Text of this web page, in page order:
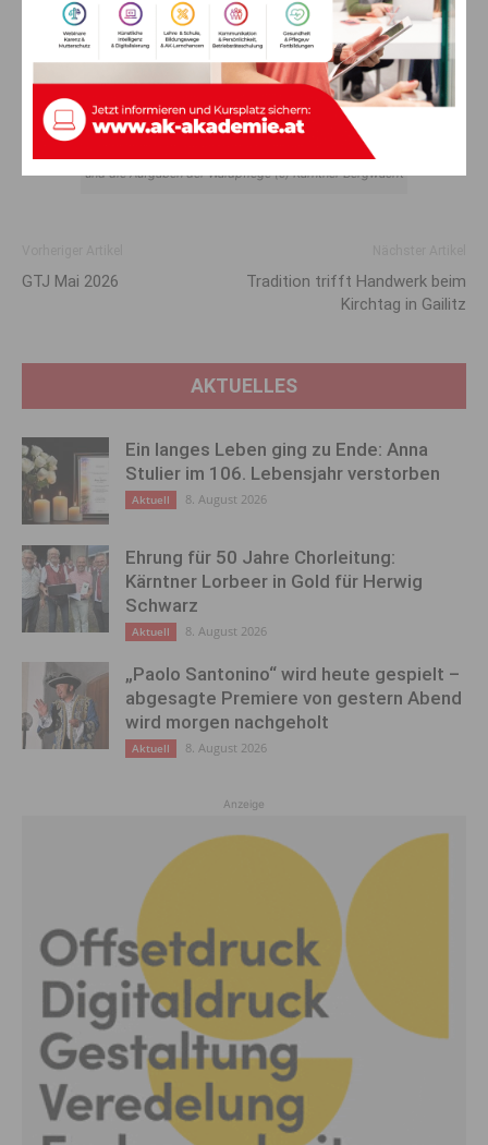
Neben dem Pflanzen der Bäume erfuhren die Schülerinnen
und Schüler Wissenswertes über heimische Baumarten
und die Aufgaben der Waldpflege (c) Kärntner Bergwacht
GTJ Mai 2026
Tradition trifft Handwerk beim
Kirchtag in Gailitz
AKTUELLES
Ein langes Leben ging zu Ende: Anna
Stulier im 106. Lebensjahr verstorben
Aktuell 8. August 2026
Ehrung für 50 Jahre Chorleitung:
Kärntner Lorbeer in Gold für Herwig
Schwarz
Aktuell 8. August 2026
„Paolo Santonino“ wird heute gespielt –
abgesagte Premiere von gestern Abend
wird morgen nachgeholt
Aktuell 8. August 2026
Anzeige